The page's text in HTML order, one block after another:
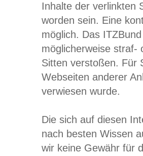
Inhalte der verlinkten
worden sein. Eine
möglich. Das
möglicherweise straf-
Sitten verstoßen. Für
Webseiten anderer
verwiesen wurde.
Die sich auf diesen
nach besten Wissen
wir keine Gewähr für